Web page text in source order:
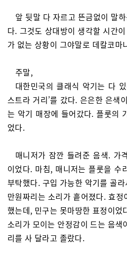
앞 뒷말 다 자르고 뜬금없이 말
다. 그것도 상대방이 생각할 시간
가 없는 상황이 그야말로 데칼코마
주말,
대한민국의 클래식 악기는 다
스트라 거리’를 갔다. 은은한 은색
는 악기 매장에 들어갔다. 플룻의
었다.
매니저가 잠깐 들려준 음색. 가
이었다. 마침, 매니저는 플룻을 수
부탁했다. 구입 가능한 악기를 골
만원짜리는 소리가 흩어졌다. 효
했는데, 민구는 못마땅한 표정이
소리가 모이는 안정감이 드는 음
리를 사 달라고 졸랐다.